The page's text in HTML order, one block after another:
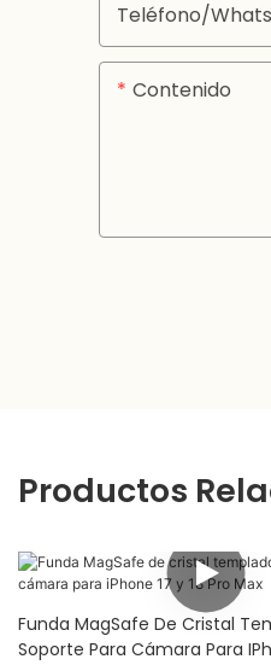
Teléfono/
Contenido
Productos
Funda MagSafe De Cristal
Soporte Para Cámara Para